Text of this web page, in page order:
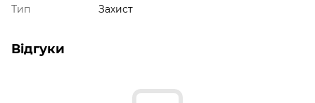
Тип
Захист
Відгуки